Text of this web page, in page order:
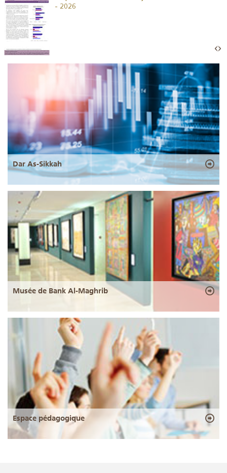
- 2026
Dar As-Sikkah
Musée de Bank Al-Maghrib
Espace pédagogique